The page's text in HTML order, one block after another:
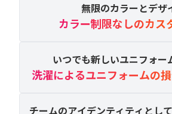
無限のカラーとデザ
カラー制限なしのカス
いつでも新しいユニフォー
洗濯によるユニフォームの
チームのアイデンティティとし